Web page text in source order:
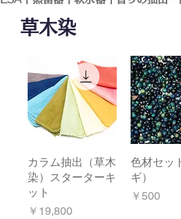
草木染
クイックビュー
カラム抽出（草木
染）スターターキ
ット
価格
￥19,800
クイッ
色材セッ
ギ）
価格
￥500